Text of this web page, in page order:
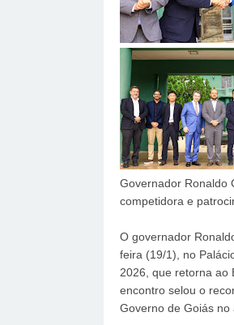
Governador Ronaldo
competidora e
O governador
feira (19/1), no
2026, que retorna ao
encontro selou o
Governo de Goiás no